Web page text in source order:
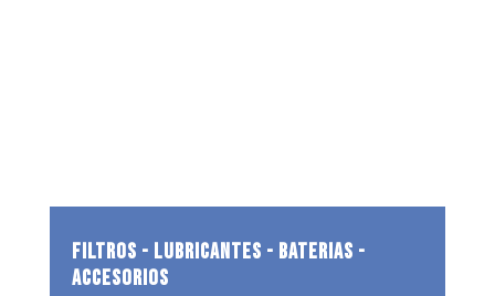
FILTROS - LUBRICANTES - BATERIAS -
ACCESORIOS